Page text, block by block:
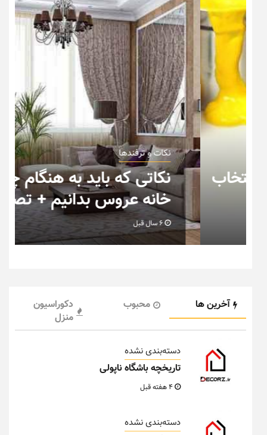
نکات و ترفندها
نکاتی که باید به هنگام چیدمان
خانه عروس بدانیم + تصویر
آخرین ها محبوب
دکوراسیون
منزل
دسته‌بندی نشده
تاریخچه باشگاه ناپولی
دسته‌بندی نشده